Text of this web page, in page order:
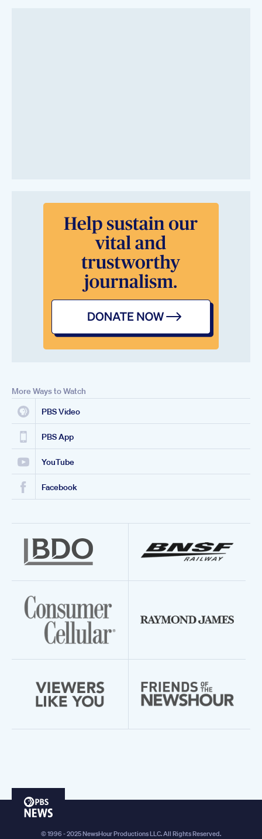
More Ways to Watch
PBS Video
PBS App
YouTube
Facebook
PBS
© 1996 - 2025 NewsHour Productions LLC. All Rights Reserved.